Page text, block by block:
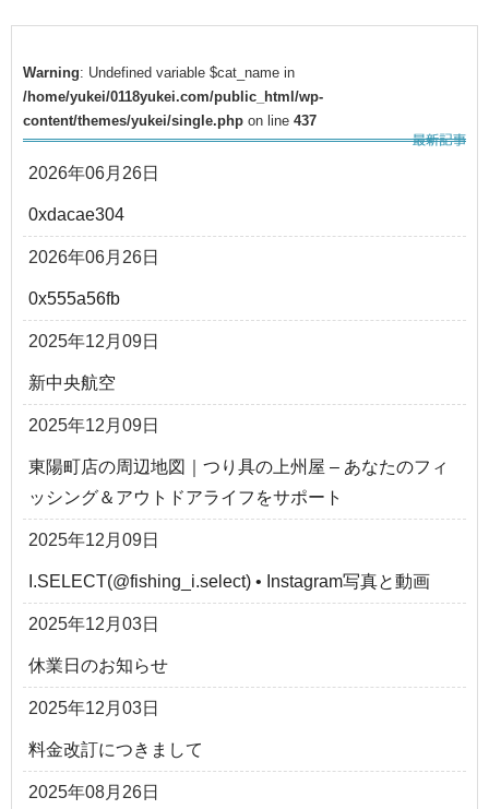
Warning: Undefined variable $cat_name in
/home/yukei/0118yukei.com/public_html/wp-
content/themes/yukei/single.php on line 437
2026年06月26日
0xdacae304
2026年06月26日
0x555a56fb
2025年12月09日
新中央航空
2025年12月09日
東陽町店の周辺地図｜つり具の上州屋 – あなたのフィ
ッシング＆アウトドアライフをサポート
2025年12月09日
I.SELECT(@fishing_i.select) • Instagram写真と動画
2025年12月03日
休業日のお知らせ
2025年12月03日
料金改訂につきまして
2025年08月26日